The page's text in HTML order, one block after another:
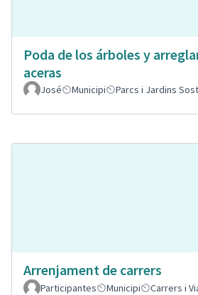
Poda de los árboles y
aceras
José Municipi Parcs i Jardins
Arrenjament de carrers
Participantes
Municipi Carrers i